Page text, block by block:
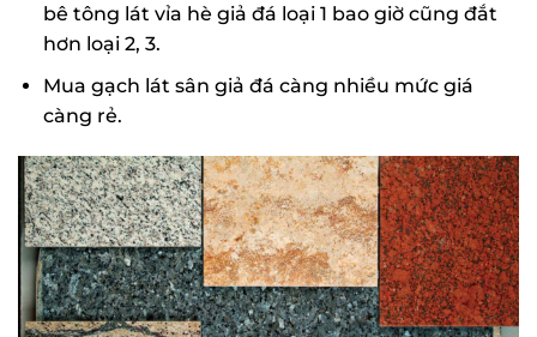
bê tông lát vỉa hè giả đá loại 1 bao giờ cũng đắt
hơn loại 2, 3.
Mua gạch lát sân giả đá càng nhiều mức giá
càng rẻ.